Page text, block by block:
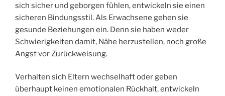
sich sicher und geborgen fühlen, entwickeln sie einen
sicheren Bindungsstil. Als Erwachsene gehen sie
gesunde Beziehungen ein. Denn sie haben weder
Schwierigkeiten damit, Nähe herzustellen, noch große
Angst vor Zurückweisung.
Verhalten sich Eltern wechselhaft oder geben
überhaupt keinen emotionalen Rückhalt, entwickeln